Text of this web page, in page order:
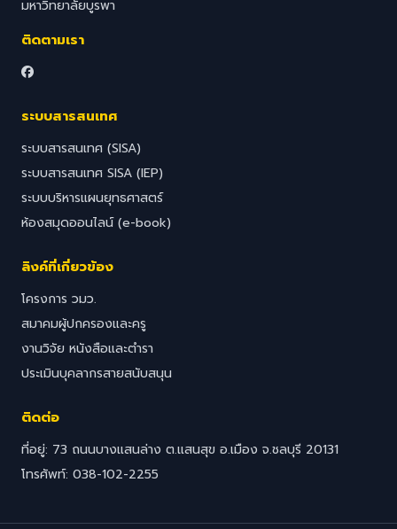
มหาวิทยาลัยบูรพา
ติดตามเรา
ระบบสารสนเทศ
ระบบสารสนเทศ (SISA)
ระบบสารสนเทศ SISA (IEP)
ระบบบริหารแผนยุทธศาสตร์
ห้องสมุดออนไลน์ (e-book)
ลิงค์ที่เกี่ยวข้อง
โครงการ วมว.
สมาคมผู้ปกครองและครู
งานวิจัย หนังสือและตำรา
ประเมินบุคลากรสายสนับสนุน
ติดต่อ
ที่อยู่: 73 ถนนบางแสนล่าง ต.แสนสุข อ.เมือง จ.ชลบุรี 20131
โทรศัพท์: 038-102-2255